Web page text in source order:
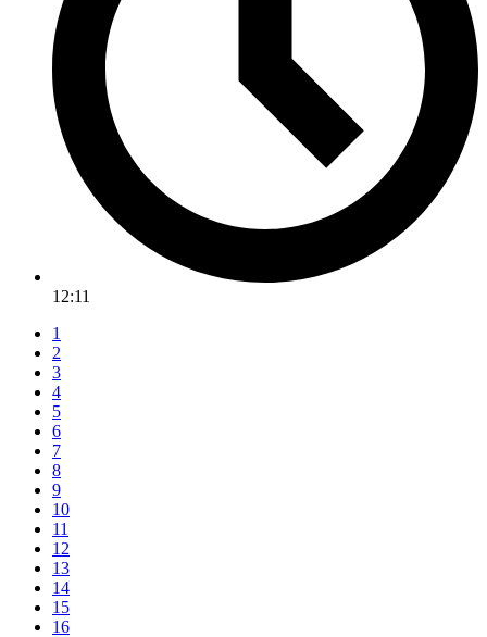
12:11
1
2
3
4
5
6
7
8
9
10
11
12
13
14
15
16